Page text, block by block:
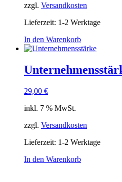
zzgl. Versandkosten
Lieferzeit: 1-2 Werktage
In den Warenkorb
29,00 €
inkl. 7 % MwSt.
zzgl. Versandkosten
Lieferzeit: 1-2 Werktage
In den Warenkorb